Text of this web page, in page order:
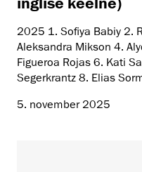
2025 1. Sofiya Babiy 2.
Aleksandra Mikson 4.
Figueroa Rojas 6. Kati
Segerkrantz 8. Elias
5. november 2025